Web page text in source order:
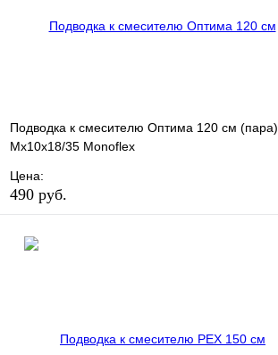
Подводка к смесителю Оптима 120 см (пара)
Мх10х18/35 Monoflex
Цена:
490 руб.
Купить в 1 клик